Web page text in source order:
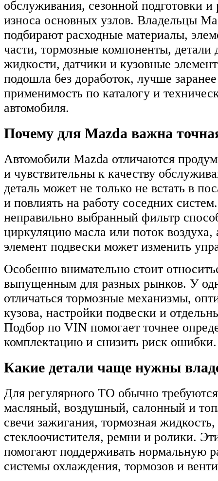
обслуживания, сезонной подготовки и
износа основных узлов. Владельцы
подбирают расходные материалы,
части, тормозные компоненты, детали
жидкости, датчики и кузовные
подошла без доработок, лучше заранее
применимость по каталогу и
автомобиля.
Почему для Mazda важна
Автомобили Mazda отличаются
и чувствительны к качеству
деталь может не только не встать в
и повлиять на работу соседних
неправильно выбранный фильтр
циркуляцию масла или поток
элемент подвески может изменить
Особенно внимательно стоит
выпущенным для разных рынков. У
отличаться тормозные механизмы,
кузова, настройки подвески и
Подбор по VIN помогает точнее
комплектацию и снизить риск ошибки.
Какие детали чаще нужны
Для регулярного ТО обычно
масляный, воздушный, салонный и
свечи зажигания, тормозная
стеклоочистителя, ремни и ролики.
помогают поддерживать нормальную
системы охлаждения, тормозов и